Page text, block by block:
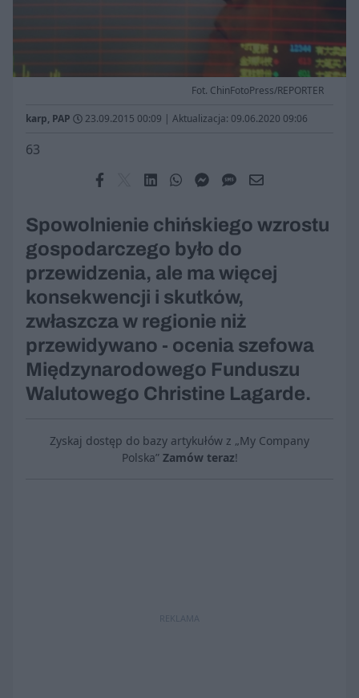
Fot. ChinFotoPress/REPORTER
karp, PAP 23.09.2015 00:09 | Aktualizacja: 09.06.2020 09:06
63
Spowolnienie chińskiego wzrostu
gospodarczego było do
przewidzenia, ale ma więcej
konsekwencji i skutków,
zwłaszcza w regionie niż
przewidywano - ocenia szefowa
Międzynarodowego Funduszu
Walutowego Christine Lagarde.
Zyskaj dostęp do bazy artykułów z „My Company
Polska” Zamów teraz!
REKLAMA